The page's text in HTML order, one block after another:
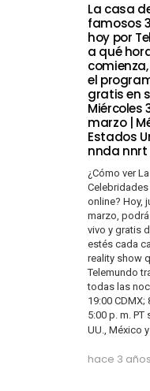
La casa
famosos
hoy por
a qué
el
gratis en
Miércoles
marzo |
Estados
nnda nnrt
¿Cómo ver
Celebridades
online? Hoy,
marzo,
vivo y gratis
estés cada
reality show
Telemundo
todas las
19:00 CDMX;
5:00 p. m. PT
UU., México y
hace 3 años